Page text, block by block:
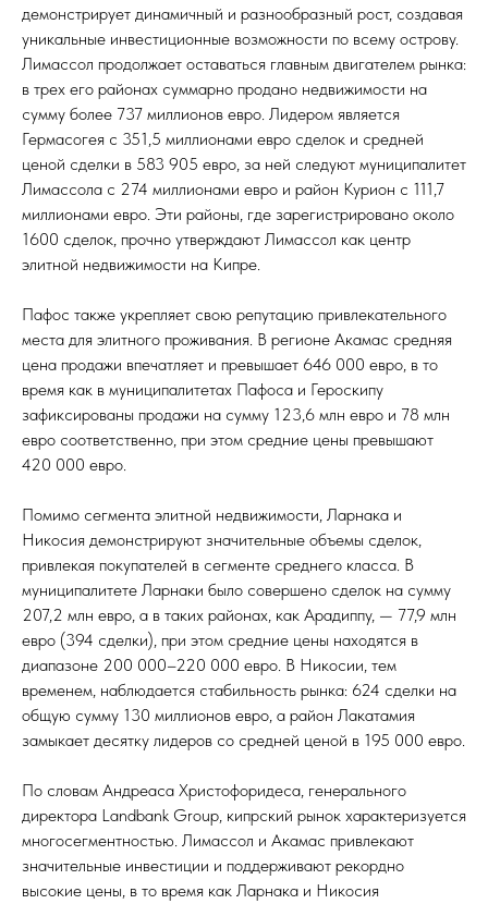
демонстрирует динамичный и разнообразный рост, создавая
уникальные инвестиционные возможности по всему острову.
Лимассол продолжает оставаться главным двигателем рынка:
в трех его районах суммарно продано недвижимости на
сумму более 737 миллионов евро. Лидером является
Гермасогея с 351,5 миллионами евро сделок и средней
ценой сделки в 583 905 евро, за ней следуют муниципалитет
Лимассола с 274 миллионами евро и район Курион с 111,7
миллионами евро. Эти районы, где зарегистрировано около
1600 сделок, прочно утверждают Лимассол как центр
элитной недвижимости на Кипре.
Пафос также укрепляет свою репутацию привлекательного
места для элитного проживания. В регионе Акамас средняя
цена продажи впечатляет и превышает 646 000 евро, в то
время как в муниципалитетах Пафоса и Героскипу
зафиксированы продажи на сумму 123,6 млн евро и 78 млн
евро соответственно, при этом средние цены превышают
420 000 евро.
Помимо сегмента элитной недвижимости, Ларнака и
Никосия демонстрируют значительные объемы сделок,
привлекая покупателей в сегменте среднего класса. В
муниципалитете Ларнаки было совершено сделок на сумму
207,2 млн евро, а в таких районах, как Арадиппу, — 77,9 млн
евро (394 сделки), при этом средние цены находятся в
диапазоне 200 000–220 000 евро. В Никосии, тем
временем, наблюдается стабильность рынка: 624 сделки на
общую сумму 130 миллионов евро, а район Лакатамия
замыкает десятку лидеров со средней ценой в 195 000 евро.
По словам Андреаса Христофоридеса, генерального
директора Landbank Group, кипрский рынок характеризуется
многосегментностью. Лимассол и Акамас привлекают
значительные инвестиции и поддерживают рекордно
высокие цены, в то время как Ларнака и Никосия